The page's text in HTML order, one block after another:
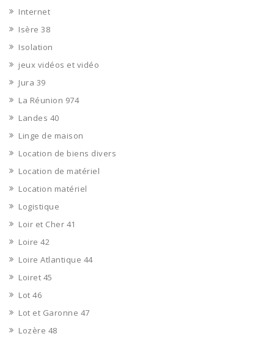
Internet
Isère 38
Isolation
jeux vidéos et vidéo
Jura 39
La Réunion 974
Landes 40
Linge de maison
Location de biens divers
Location de matériel
Location matériel
Logistique
Loir et Cher 41
Loire 42
Loire Atlantique 44
Loiret 45
Lot 46
Lot et Garonne 47
Lozère 48